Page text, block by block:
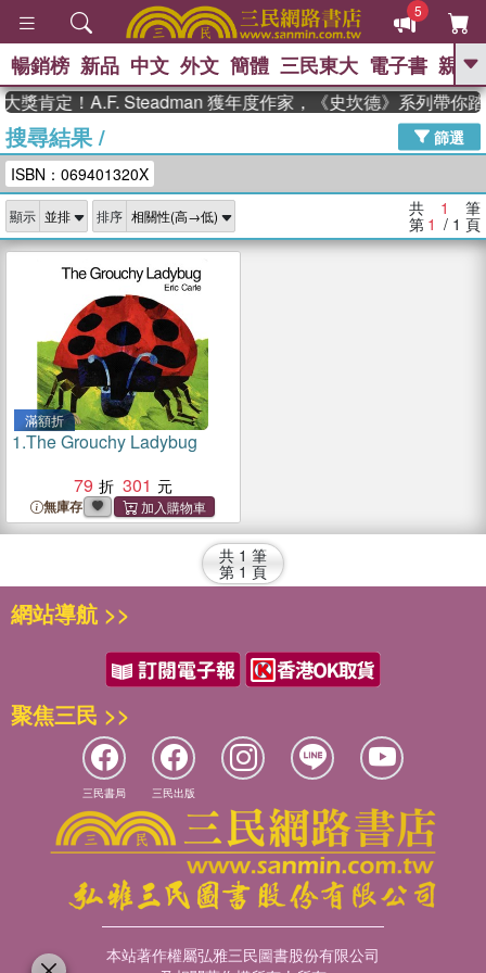
5
GO
高希均教授回憶錄
、 The Odyssey 、 父親節 、 如果歷
獎 臺灣漫遊錄 、 方念華 、 台灣的李
登輝時代
數學女孩：黎曼猜想 、
偉大的迷走神經
暢銷榜 新品 中文 外文 簡體 三民東大 電子書 親子
獎肯定！A.F. Steadman 獲年度作家，《史坎德》系列帶你
搜尋結果/
篩選
ISBN：069401320X
顯示 排序 共 1 筆
第 1 / 1 頁
滿額折
1.The Grouchy Ladybug
79
301
無庫存
共 1 筆
第 1 頁
網站導航 >>
聚焦三民 >>
三民書局 三民出版
本站著作權屬弘雅三民圖書股份有限公司